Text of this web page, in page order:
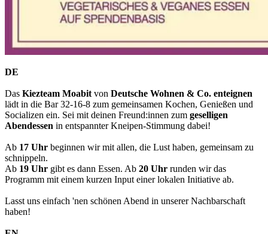
DE
Das Kiezteam Moabit von Deutsche Wohnen & Co. enteignen
lädt in die Bar 32-16-8 zum gemeinsamen Kochen, Genießen und
Socializen ein. Sei mit deinen Freund:innen zum geselligen
Abendessen in entspannter Kneipen-Stimmung dabei!
Ab 17 Uhr beginnen wir mit allen, die Lust haben, gemeinsam zu
schnippeln.
Ab 19 Uhr gibt es dann Essen. Ab 20 Uhr runden wir das
Programm mit einem kurzen Input einer lokalen Initiative ab.
Lasst uns einfach 'nen schönen Abend in unserer Nachbarschaft
haben!